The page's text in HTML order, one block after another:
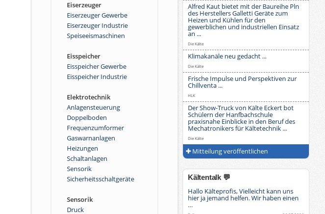
Eiserzeuger
Eiserzeuger Gewerbe
Eiserzeuger Industrie
Speiseeismaschinen
Eisspeicher
Eisspeicher Gewerbe
Eisspeicher Industrie
Elektrotechnik
Anlagensteuerung
Doppelboden
Frequenzumformer
Gaswarnanlagen
Heizungen
Schaltanlagen
Sensorik
Sicherheitsschaltgeräte
Sensorik
Druck
Alfred Kaut bietet mit der Baureihe Pln
des Herstellers Galletti Geräte zum
Heizen und Kühlen für den
gewerblichen und industriellen Einsatz
an ...
Die Kälte
Klimakanäle neu gedacht ...
Die Kälte
Frische Impulse und Perspektiven zur
Chillventa ...
HLK
Der Show-Truck von Kälte Eckert bot
Schülern der Hanfbachschule
praxisnahe Einblicke in den Beruf des
Mechatronikers für Kältetechnik ...
Die Kälte
Mitteilung veröffentlichen
Kältentalk 💬
Hallo Kälteprofis, Vielleicht kann uns
hier ja jemand helfen. Wir haben einen
…